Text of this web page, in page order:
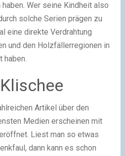
Wer seine Kindheit also
solche Serien prägen zu
eine direkte Verdrahtung
und den Holzfällerregionen in
haben.
Artikel über den
Medien erscheinen mit
Liest man so etwas
dann kann es schon